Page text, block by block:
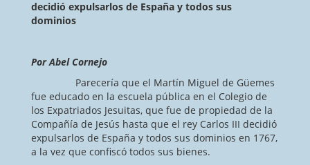
decidió expulsarlos de España y todos sus
dominios
Por Abel Cornejo
Parecería que el Martín Miguel de Güemes
fue educado en la escuela pública en el Colegio de
los Expatriados Jesuitas, que fue de propiedad de la
Compañía de Jesús hasta que el rey Carlos III decidió
expulsarlos de España y todos sus dominios en 1767,
a la vez que confiscó todos sus bienes.